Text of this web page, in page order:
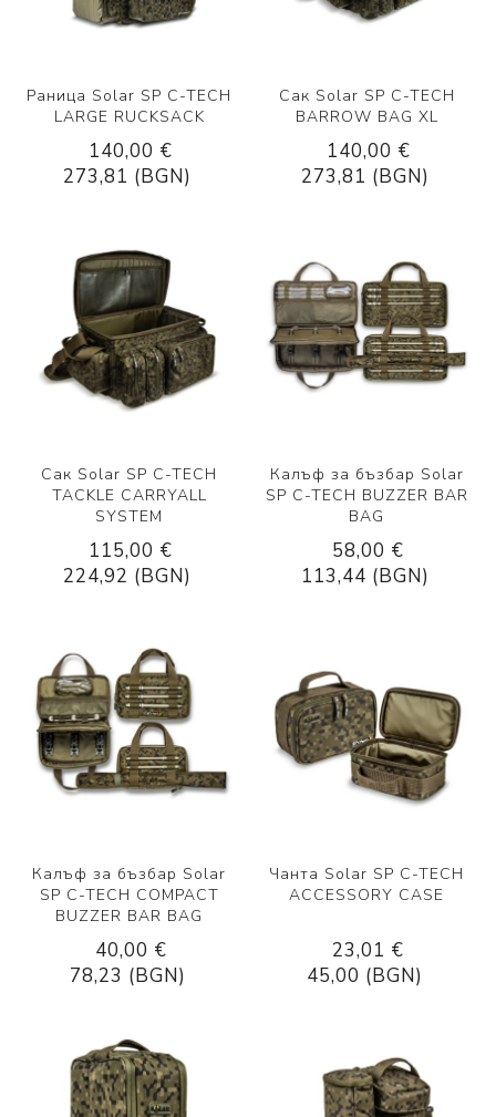
Раница Solar SP C-TECH
LARGE RUCKSACK
140,00 €
273,81 (BGN)
Сак Solar SP C-TECH
BARROW BAG XL
140,00 €
273,81 (BGN)
Сак Solar SP C-TECH
TACKLE CARRYALL
SYSTEM
115,00 €
224,92 (BGN)
Калъф за бъзбар Solar
SP C-TECH BUZZER BAR
BAG
58,00 €
113,44 (BGN)
Калъф за бъзбар Solar
SP C-TECH COMPACT
BUZZER BAR BAG
40,00 €
78,23 (BGN)
Чанта Solar SP C-TECH
ACCESSORY CASE
23,01 €
45,00 (BGN)